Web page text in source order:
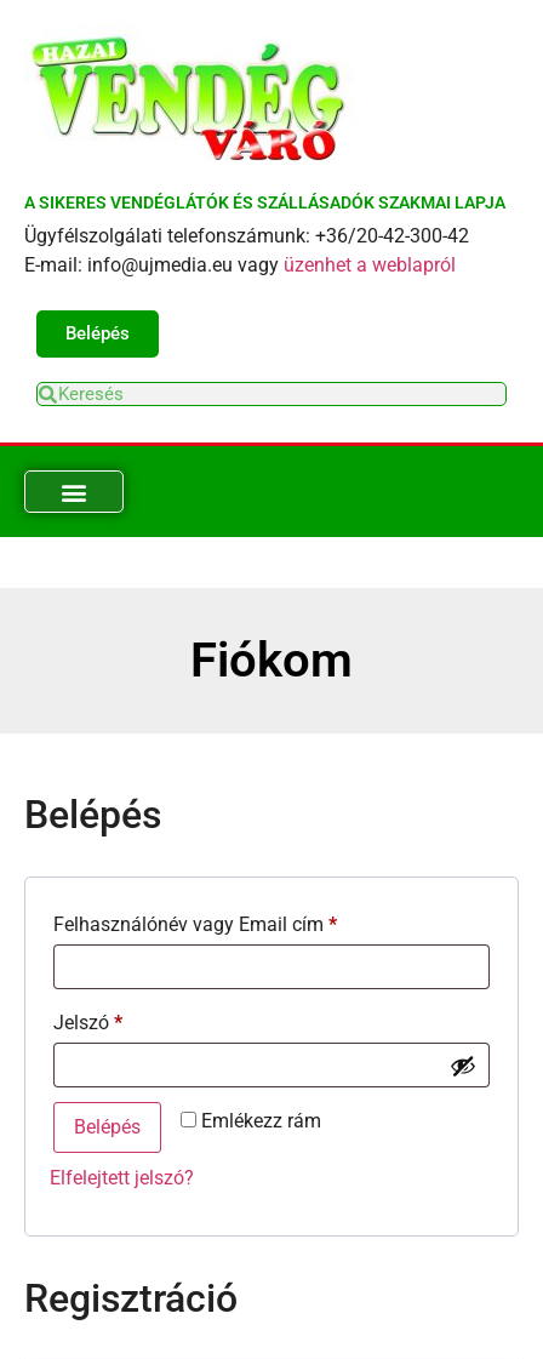
A SIKERES VENDÉGLÁTÓK ÉS SZÁLLÁSADÓK SZAKMAI LAPJA
Ügyfélszolgálati telefonszámunk: +36/20-42-300-42
E-mail: info@ujmedia.eu vagy üzenhet a weblapról
Belépés
Fiókom
Belépés
Felhasználónév vagy Email cím *
Jelszó *
Emlékezz rám
Belépés
Elfelejtett jelszó?
Regisztráció